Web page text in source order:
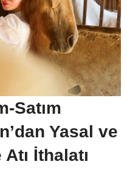
Satım
Yasal ve
İthalatı